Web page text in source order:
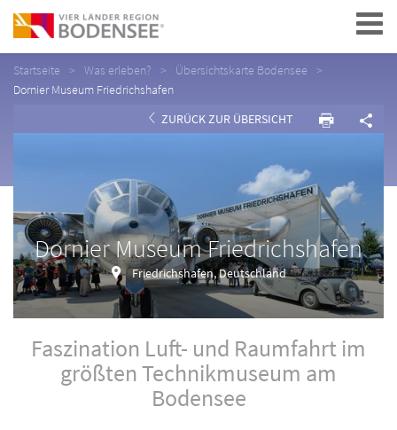
Navigation
Startseite Was erleben?
Übersichtskarte Bodensee
Dornier Museum Friedrichshafen
ZURÜCK ZUR ÜBERSICHT
Dornier Museum Friedrichshafen
Friedrichshafen, Deutschland
Faszination Luft- und Raumfahrt im
größten Technikmuseum am
Bodensee